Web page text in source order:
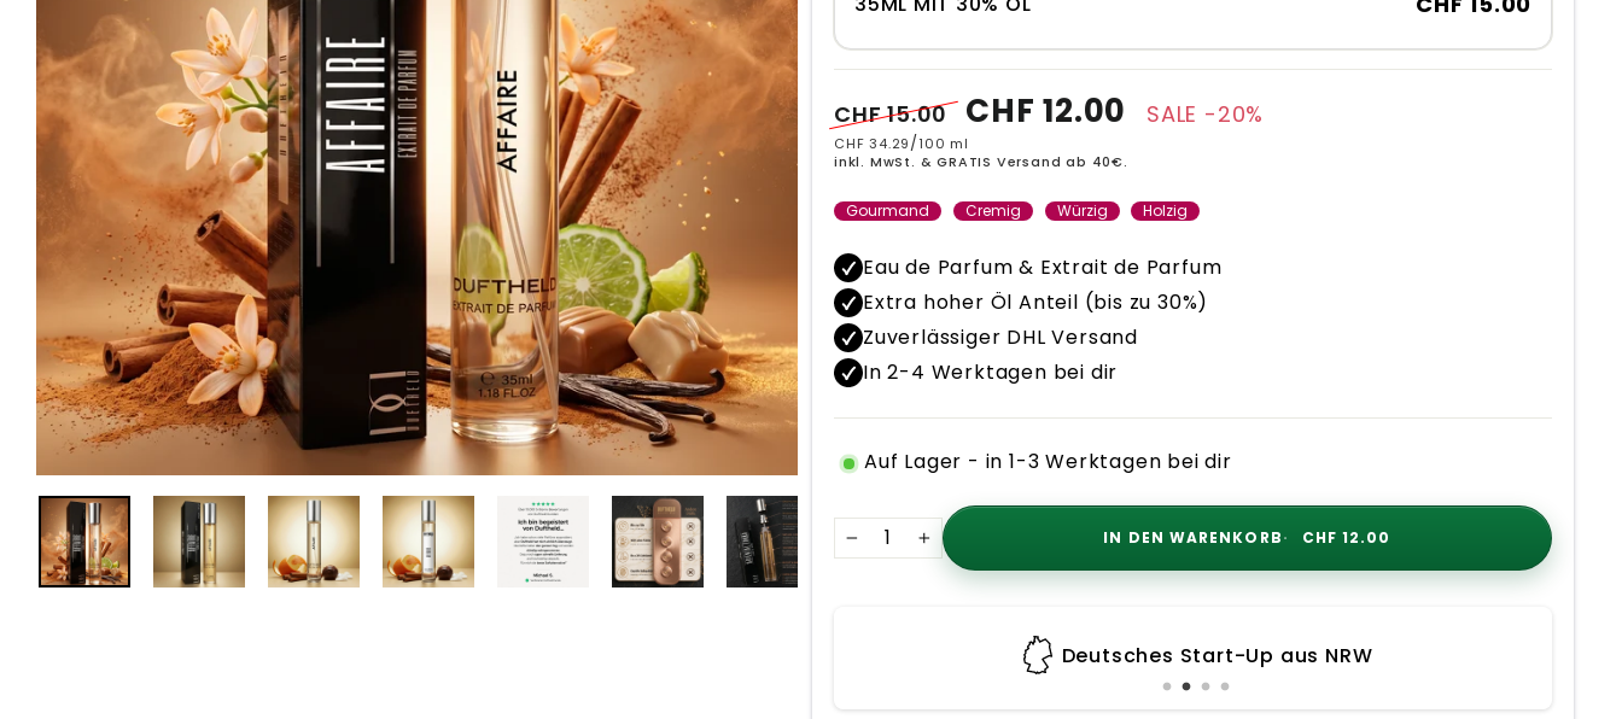
Normaler
Preis
CHF 15.00 Sonderpreis
CHF 12.00 SALE -20%
CHF 34.29/100 ml
inkl. MwSt. & GRATIS Versand ab 40€.
Gourmand Cremig Würzig Holzig
Eau de Parfum & Extrait de Parfum
Extra hoher Öl Anteil (bis zu 30%)
Zuverlässiger DHL Versand
In 2-4 Werktagen bei dir
Auf Lager - in 1-3 Werktagen bei dir
− +
IN DEN WARENKORB CHF 12.00
Persönlicher Service